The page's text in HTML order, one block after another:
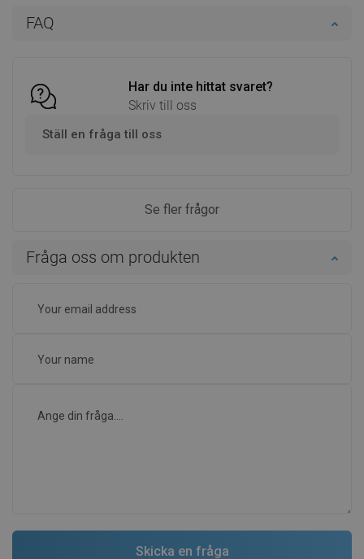
FAQ
Har du inte hittat svaret?
Skriv till oss
Ställ en fråga till oss
Se fler frågor
Fråga oss om produkten